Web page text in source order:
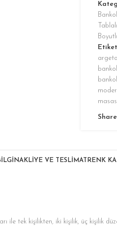
NAKLIYE VE TESLIMAT RENK
ile tek kişilikten, iki kişilik, üç kişilik